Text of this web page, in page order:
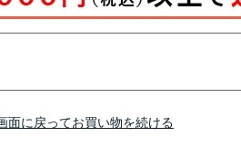
面に戻ってお買い物を続ける